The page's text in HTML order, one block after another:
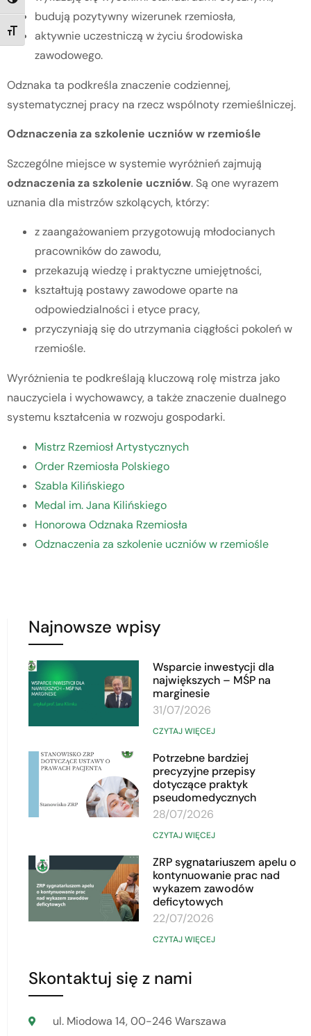
TOGGLE FONT SIZE
budują pozytywny wizerunek rzemiosła,
aktywnie uczestniczą w życiu środowiska
zawodowego.
Odznaka ta podkreśla znaczenie codziennej,
systematycznej pracy na rzecz wspólnoty rzemieślniczej.
Odznaczenia za szkolenie uczniów w rzemiośle
Szczególne miejsce w systemie wyróżnień zajmują
odznaczenia za szkolenie uczniów. Są one wyrazem
uznania dla mistrzów szkolących, którzy:
z zaangażowaniem przygotowują młodocianych
pracowników do zawodu,
przekazują wiedzę i praktyczne umiejętności,
kształtują postawy zawodowe oparte na
odpowiedzialności i etyce pracy,
przyczyniają się do utrzymania ciągłości pokoleń w
rzemiośle.
Wyróżnienia te podkreślają kluczową rolę mistrza jako
nauczyciela i wychowawcy, a także znaczenie dualnego
systemu kształcenia w rozwoju gospodarki.
Mistrz Rzemiosł Artystycznych
Order Rzemiosła Polskiego
Szabla Kilińskiego
Medal im. Jana Kilińskiego
Honorowa Odznaka Rzemiosła
Odznaczenia za szkolenie uczniów w rzemiośle
Najnowsze wpisy
Wsparcie inwestycji dla
największych – MŚP na
marginesie
31/07/2026
CZYTAJ WIĘCEJ
Potrzebne bardziej
precyzyjne przepisy
dotyczące praktyk
pseudomedycznych
28/07/2026
CZYTAJ WIĘCEJ
ZRP sygnatariuszem apelu o
kontynuowanie prac nad
wykazem zawodów
deficytowych
22/07/2026
CZYTAJ WIĘCEJ
Skontaktuj się z nami
ul. Miodowa 14, 00-246 Warszawa